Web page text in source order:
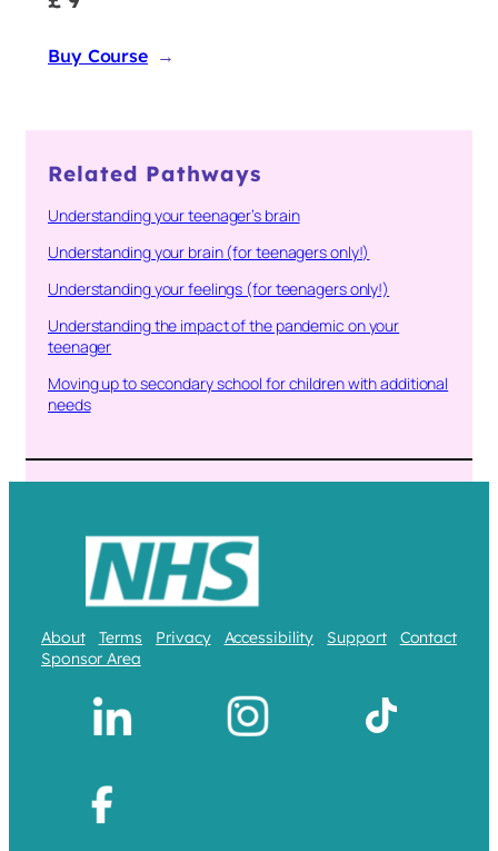
Buy Course →
Related Pathways
Understanding your teenager’s brain
Understanding your brain (for teenagers only!)
Understanding your feelings (for teenagers only!)
Understanding the impact of the pandemic on your
teenager
Moving up to secondary school for children with additional
needs
About Terms Privacy Accessibility Support
Contact
Sponsor Area